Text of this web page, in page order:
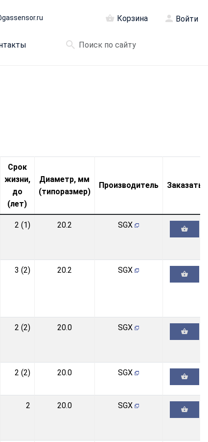
Корзина Войти
Срок
жизни,
до
(лет)
Диаметр, мм
(типоразмер)
Производитель Заказать
2 (1) 20.2 SGX
3 (2) 20.2 SGX
2 (2) 20.0 SGX
2 (2) 20.0 SGX
2 20.0 SGX